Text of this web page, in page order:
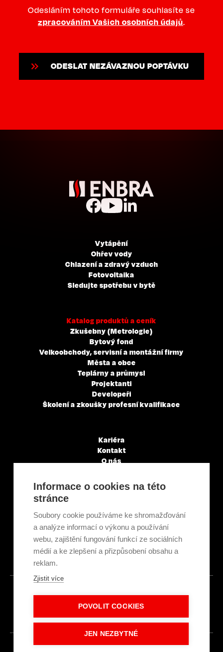
Odesláním tohoto formuláře souhlasíte se
zpracováním Vašich osobních údajů.
Vytápění
Ohřev vody
Chlazení a zdravý vzduch
Fotovoltaika
Sledujte spotřebu v bytě
Katalog produktů a ceník
Zkušebny (Metrologie)
Bytový fond
Velkoobchody, servisní a montážní firmy
Města a obce
Teplárny a průmysl
Projektanti
Developeři
Školení a zkoušky profesní kvalifikace
Kariéra
Kontakt
O nás
Články a novinky
GDPR & Cookies
Ekologická recyklace
Projekty EU
Intranet - Přihlášení
Přihlášení
© 2026
Informace o cookies na této
stránce
Soubory cookie používáme ke shromažďování
a analýze informací o výkonu a používání
webu, zajištění fungování funkcí ze sociálních
médií a ke zlepšení a přizpůsobení obsahu a
reklam.
Zjistit více
POVOLIT COOKIES
JEN NEZBYTNÉ